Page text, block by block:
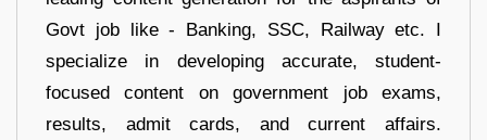
Govt job like - Banking, SSC, Railway etc. I
specialize in developing accurate, student-
focused content on government job exams,
results, admit cards, and current affairs.